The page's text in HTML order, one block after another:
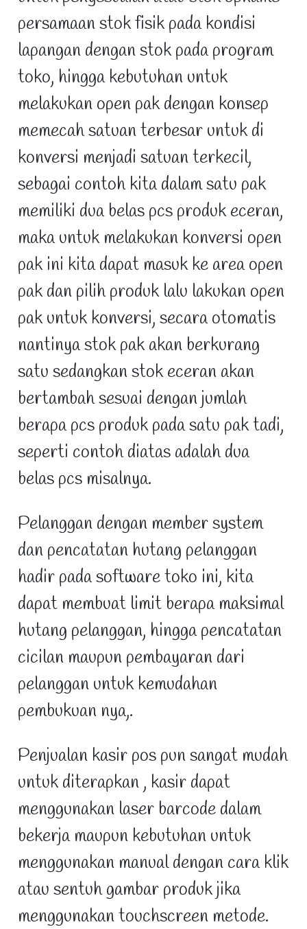
persamaan stok fisik pada kondisi
lapangan dengan stok pada program
toko, hingga kebutuhan untuk
melakukan open pak dengan konsep
memecah satuan terbesar untuk di
konversi menjadi satuan terkecil,
sebagai contoh kita dalam satu pak
memiliki dua belas pcs produk eceran,
maka untuk melakukan konversi open
pak ini kita dapat masuk ke area open
pak dan pilih produk lalu lakukan open
pak untuk konversi, secara otomatis
nantinya stok pak akan berkurang
satu sedangkan stok eceran akan
bertambah sesuai dengan jumlah
berapa pcs produk pada satu pak tadi,
seperti contoh diatas adalah dua
belas pcs misalnya.
Pelanggan dengan member system
dan pencatatan hutang pelanggan
hadir pada software toko ini, kita
dapat membuat limit berapa maksimal
hutang pelanggan, hingga pencatatan
cicilan maupun pembayaran dari
pelanggan untuk kemudahan
pembukuan nya,.
Penjualan kasir pos pun sangat mudah
untuk diterapkan , kasir dapat
menggunakan laser barcode dalam
bekerja maupun kebutuhan untuk
menggunakan manual dengan cara klik
atau sentuh gambar produk jika
menggunakan touchscreen metode.